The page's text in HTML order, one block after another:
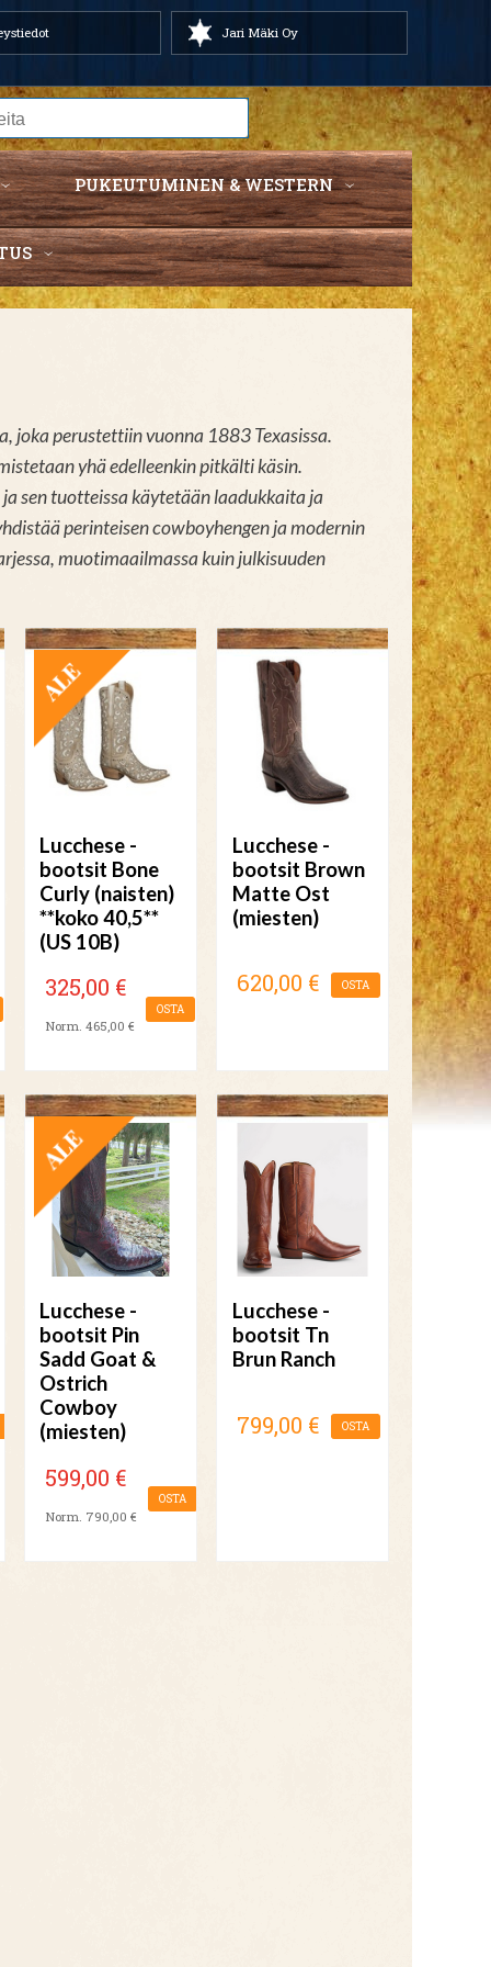
Jari Mäki Oy
PUKEUTUMINEN & WESTERN
joka perustettiin vuonna 1883 Texasissa.
yhä edelleenkin pitkälti käsin.
sen tuotteissa käytetään laadukkaita ja
perinteisen cowboyhengen ja modernin
muotimaailmassa kuin julkisuuden
TARJOUS
Lucchese -
bootsit Bone
Curly (naisten)
**koko 40,5**
(US 10B)
325,00 €
Norm. 465,00 €
OSTA
Lucchese -
bootsit Brown
Matte Ost
(miesten)
620,00 € OSTA
TARJOUS
Lucchese -
bootsit Pin
Sadd Goat &
Ostrich
Cowboy
(miesten)
599,00 €
Norm. 790,00 €
OSTA
Lucchese -
bootsit Tn
Brun Ranch
799,00 € OSTA